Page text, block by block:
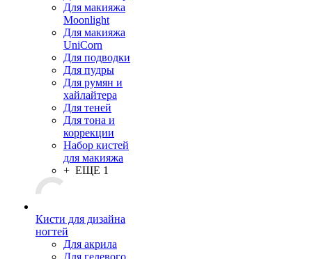
Для макияжа
Moonlight
Для макияжа
UniCorn
Для подводки
Для пудры
Для румян и
хайлайтера
Для теней
Для тона и
коррекции
Набор кистей
для макияжа
+ ЕЩЕ 1
Кисти для дизайна
ногтей
Для акрила
Для гелевого